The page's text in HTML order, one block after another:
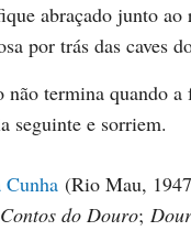
abraçado junto
por trás das caves
não termina quando
seguinte e sorriem.
(Rio Mau,
Contos do Douro;